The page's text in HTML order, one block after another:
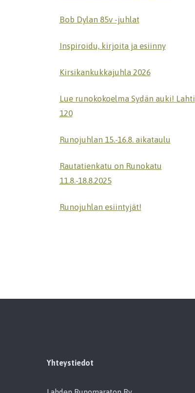
Bob Dylan 85v -juhlat
Inspiroidu, kirjoita ja esiinny
Kirsikankukkajuhla 2026
Lue runokokoelma Sydän auki! Lahti
120
Runojuhlan 15.-16.8. aikataulu
Rautatienkatu on Runokatu
11.8.-18.8.2025
Runojuhlan esiintyjät!
Yhteystiedot